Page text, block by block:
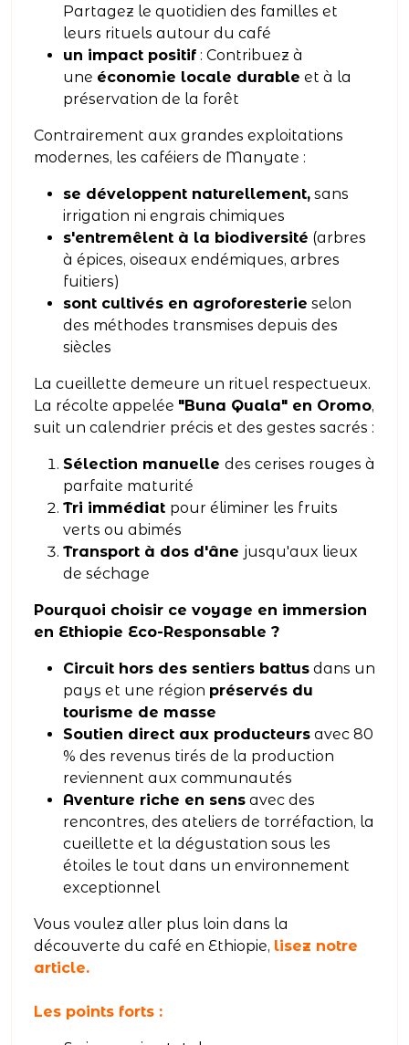
Partagez le quotidien des familles et
leurs rituels autour du café
un impact positif : Contribuez à
une économie locale durable et à la
préservation de la forêt
Contrairement aux grandes exploitations
modernes, les caféiers de Manyate :
se développent naturellement, sans
irrigation ni engrais chimiques
s'entremêlent à la biodiversité (arbres
à épices, oiseaux endémiques, arbres
fuitiers)
sont cultivés en agroforesterie selon
des méthodes transmises depuis des
siècles
La cueillette demeure un rituel respectueux.
La récolte appelée "Buna Quala" en Oromo,
suit un calendrier précis et des gestes sacrés :
Sélection manuelle des cerises rouges à
parfaite maturité
Tri immédiat pour éliminer les fruits
verts ou abimés
Transport à dos d'âne jusqu'aux lieux
de séchage
Pourquoi choisir ce voyage en immersion
en Ethiopie Eco-Responsable ?
Circuit hors des sentiers battus dans un
pays et une région préservés du
tourisme de masse
Soutien direct aux producteurs avec 80
% des revenus tirés de la production
reviennent aux communautés
Aventure riche en sens avec des
rencontres, des ateliers de torréfaction, la
cueillette et la dégustation sous les
étoiles le tout dans un environnement
exceptionnel
Vous voulez aller plus loin dans la
découverte du café en Ethiopie, lisez notre
article.
Les points forts :